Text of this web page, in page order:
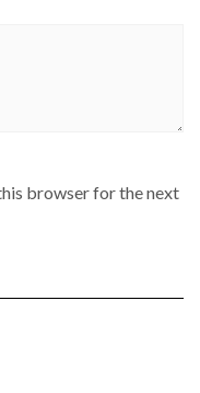
browser for the next